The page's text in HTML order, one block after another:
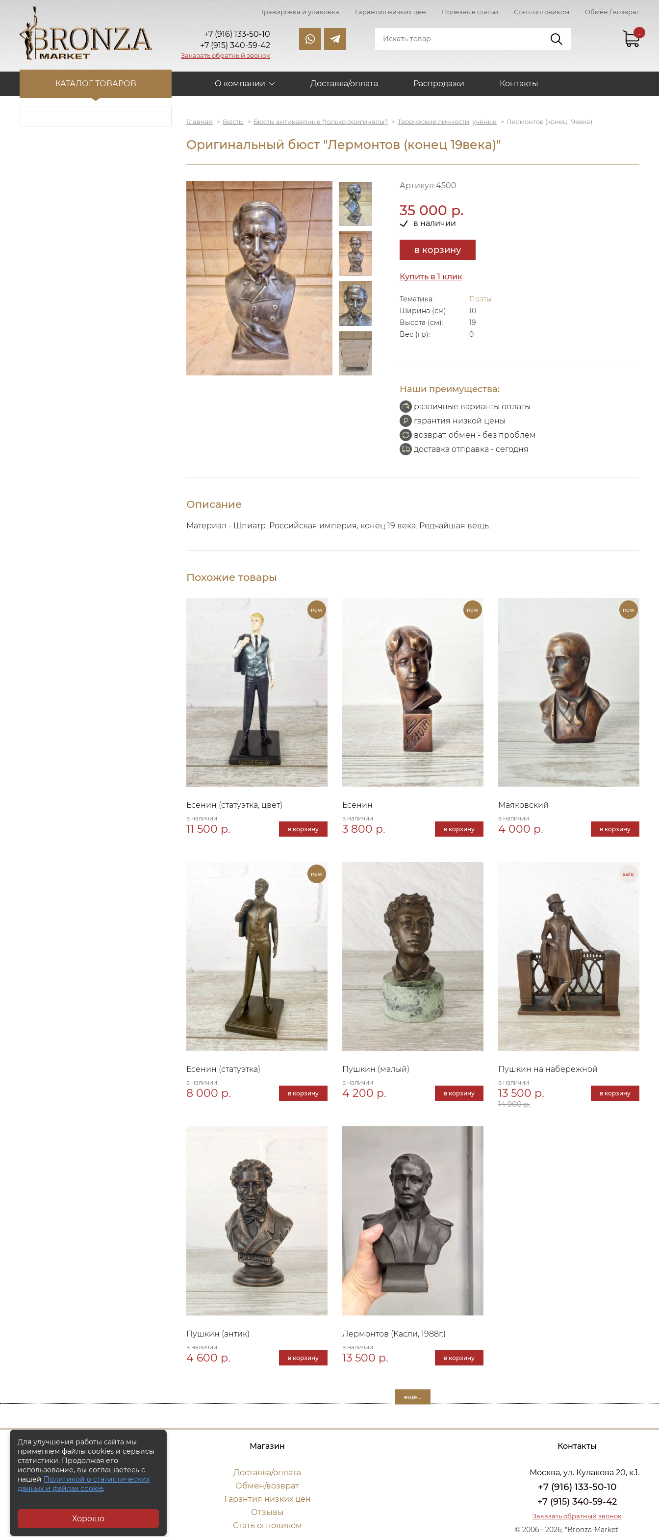
Гравировка и упаковка Гарантия низких цен Полезные статьи Стать оптовиком Обмен / возврат
+7 (916) 133-50-10
+7 (915) 340-59-42
Заказать обратный звонок
...
КАТАЛОГ ТОВАРОВ О компании Доставка/оплата Распродажи Контакты
Главная Бюсты Бюсты антикварные (только оригиналы!) Творческие личности, учёные Лермонтов (конец 19века)
Оригинальный бюст "Лермонтов (конец 19века)"
Артикул 4500
35 000 р.
в наличии
в корзину
Купить в 1 клик
Тематика:
Поэты
Ширина (см):
10
Высота (см):
19
Вес (гр):
0
Наши преимущества:
различные варианты оплаты
гарантия низкой цены
возврат, обмен - без проблем
доставка отправка - сегодня
Описание
Материал - Шпиатр. Российская империя, конец 19 века. Редчайшая вещь.
Похожие товары
Есенин (статуэтка, цвет)
в наличии
11 500 р. в корзину
Есенин
в наличии
3 800 р. в корзину
Маяковский
в наличии
4 000 р. в корзину
Есенин (статуэтка)
в наличии
8 000 р. в корзину
Пушкин (малый)
в наличии
4 200 р. в корзину
Пушкин на набережной
в наличии
13 500 р.
14 900 р.
в корзину
Пушкин (антик)
в наличии
4 600 р. в корзину
Лермонтов (Касли, 1988г.)
в наличии
13 500 р. в корзину
ещё...
Магазин
Доставка/оплата
Обмен/возврат
Гарантия низких цен
Отзывы
Стать оптовиком
Контакты
Москва, ул. Кулакова 20, к.1.
+7 (916) 133-50-10
+7 (915) 340-59-42
Заказать обратный звонок
© 2006 - 2026, "Bronza-Market"
Для улучшения работы сайта мы
применяем файлы cookies и сервисы
статистики. Продолжая его
использование, вы соглашаетесь с
нашей Политикой о статистических
данных и файлах cookie.
Хорошо